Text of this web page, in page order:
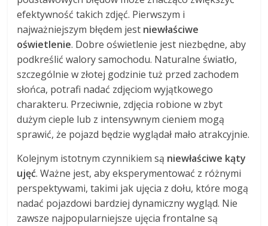
efektywność takich zdjęć. Pierwszym i
najważniejszym błędem jest niewłaściwe
oświetlenie. Dobre oświetlenie jest niezbędne, aby
podkreślić walory samochodu. Naturalne światło,
szczególnie w złotej godzinie tuż przed zachodem
słońca, potrafi nadać zdjęciom wyjątkowego
charakteru. Przeciwnie, zdjęcia robione w zbyt
dużym cieple lub z intensywnym cieniem mogą
sprawić, że pojazd będzie wyglądał mało atrakcyjnie.
Kolejnym istotnym czynnikiem są niewłaściwe kąty
ujęć. Ważne jest, aby eksperymentować z różnymi
perspektywami, takimi jak ujęcia z dołu, które mogą
nadać pojazdowi bardziej dynamiczny wygląd. Nie
zawsze najpopularniejsze ujęcia frontalne są